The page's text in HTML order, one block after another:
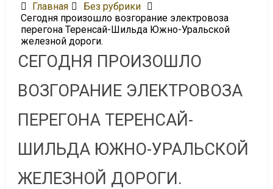
Главная
Без рубрики
Сегодня произошло возгорание электровоза
перегона Теренсай-Шильда Южно-Уральской
железной дороги.
СЕГОДНЯ ПРОИЗОШЛО
ВОЗГОРАНИЕ ЭЛЕКТРОВОЗА
ПЕРЕГОНА ТЕРЕНСАЙ-
ШИЛЬДА ЮЖНО-УРАЛЬСКОЙ
ЖЕЛЕЗНОЙ ДОРОГИ.